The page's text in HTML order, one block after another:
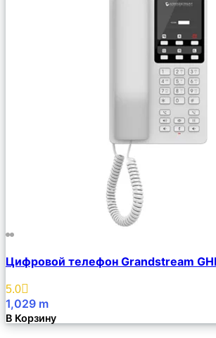
Описание
Избранное
Цифровой телефон Grandstream
5.0
1,029 m
В Корзину